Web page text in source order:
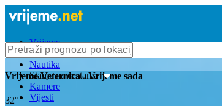
Vrijeme
Bioprognoza
Nautika
Stanje na cestama
Kamere
Vijesti
VrijemeVeternica- Vrijeme sada
32°